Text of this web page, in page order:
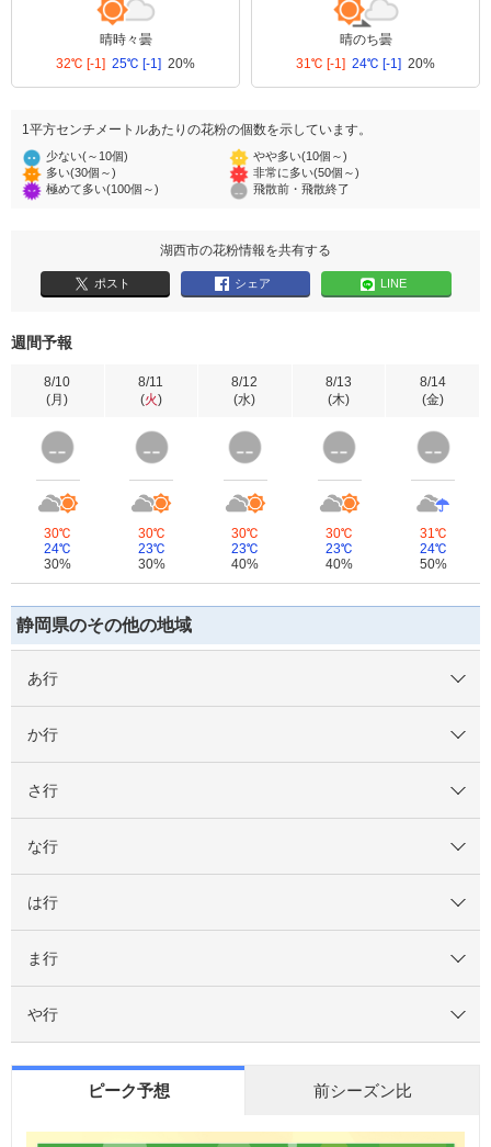
晴時々曇
32℃ [-1] 25℃ [-1] 20%
晴のち曇
31℃ [-1] 24℃ [-1] 20%
1平方センチメートルあたりの花粉の個数を示しています。
少ない(～10個)
やや多い(10個～)
多い(30個～)
非常に多い(50個～)
極めて多い(100個～)
飛散前・飛散終了
湖西市の花粉情報を共有する
ポスト シェア LINE
週間予報
8/10
(月)
30℃
24℃
30%
8/11
(火)
30℃
23℃
30%
8/12
(水)
30℃
23℃
40%
8/13
(木)
30℃
23℃
40%
8/14
(金)
31℃
24℃
50%
静岡県のその他の地域
あ行
か行
さ行
な行
は行
ま行
や行
ピーク予想 前シーズン比